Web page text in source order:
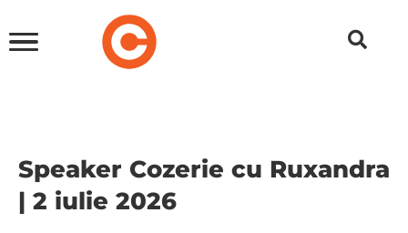
Speaker Cozerie cu Ruxandra
| 2 iulie 2026